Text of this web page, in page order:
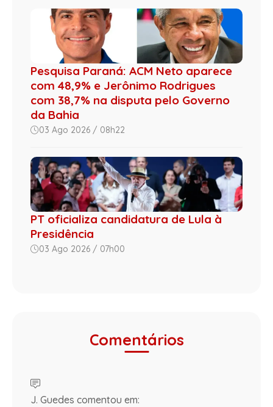
Pesquisa Paraná: ACM Neto aparece
com 48,9% e Jerônimo Rodrigues
com 38,7% na disputa pelo Governo
da Bahia
03 Ago 2026 / 08h22
PT oficializa candidatura de Lula à
Presidência
03 Ago 2026 / 07h00
Comentários
J. Guedes comentou em: